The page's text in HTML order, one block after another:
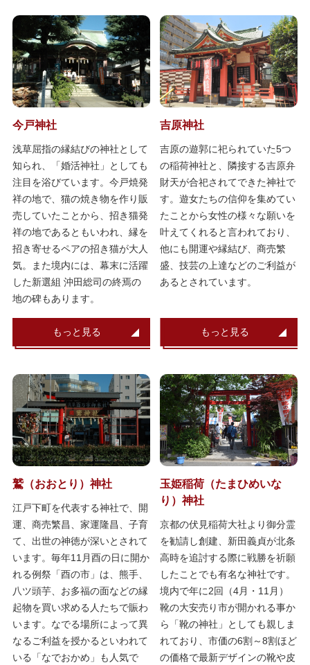
今戸神社
浅草屈指の縁結びの神社として
知られ、「婚活神社」としても
注目を浴びています。今戸焼発
祥の地で、猫の焼き物を作り販
売していたことから、招き猫発
祥の地であるともいわれ、縁を
招き寄せるペアの招き猫が大人
気。また境内には、幕末に活躍
した新選組 沖田総司の終焉の
地の碑もあります。
もっと見る
吉原神社
吉原の遊郭に祀られていた5つ
の稲荷神社と、隣接する吉原弁
財天が合祀されてできた神社で
す。遊女たちの信仰を集めてい
たことから女性の様々な願いを
叶えてくれると言われており、
他にも開運や縁結び、商売繁
盛、技芸の上達などのご利益が
あるとされています。
もっと見る
鷲（おおとり）神社
江戸下町を代表する神社で、開
運、商売繁昌、家運隆昌、子育
て、出世の神徳が深いとされて
います。毎年11月酉の日に開か
れる例祭「酉の市」は、熊手、
八ツ頭芋、お多福の面などの縁
起物を買い求める人たちで賑わ
います。なでる場所によって異
なるご利益を授かるといわれて
いる「なでおかめ」も人気で
玉姫稲荷（たまひめいな
り）神社
京都の伏見稲荷大社より御分霊
を勧請し創建、新田義貞が北条
高時を追討する際に戦勝を祈願
したことでも有名な神社です。
境内で年に2回（4月・11月）
靴の大安売り市が開かれる事か
ら「靴の神社」としても親しま
れており、市価の6割～8割ほど
の価格で最新デザインの靴や皮